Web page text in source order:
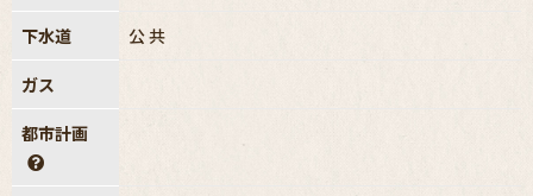
下水道 公共
ガス
都市計画